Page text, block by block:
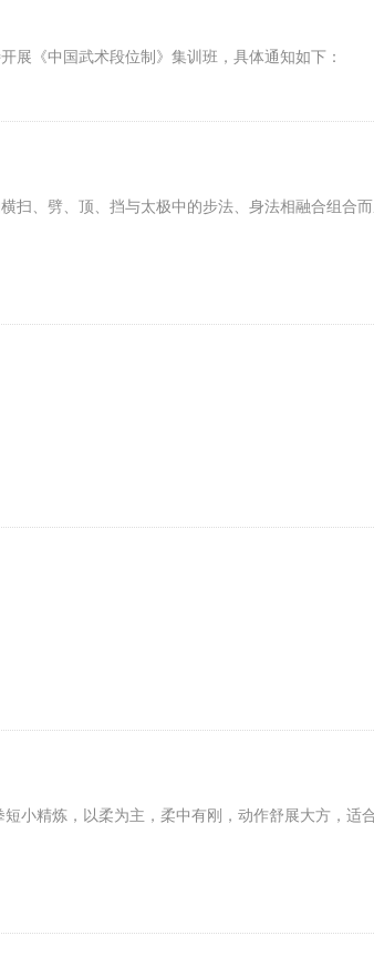
展《中国武术段位制》集训班，具体通知如下：
扫、劈、顶、挡与太极中的步法、身法相融合组合
小精炼，以柔为主，柔中有刚，动作舒展大方，适